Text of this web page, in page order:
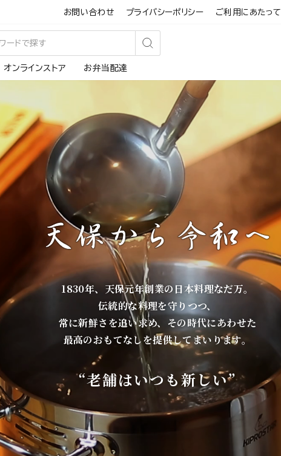
お問い合わせ プライバシーポリシー ご利用にあたって
検
す
オンラインストア お弁当配達
1830年、天保元年創業の日本料理なだ万。
伝統的な料理を守りつつ、
常に新鮮さを追い求め、その時代にあわせた
最高のおもてなしを提供してまいります。
“老舗はいつも新しい”